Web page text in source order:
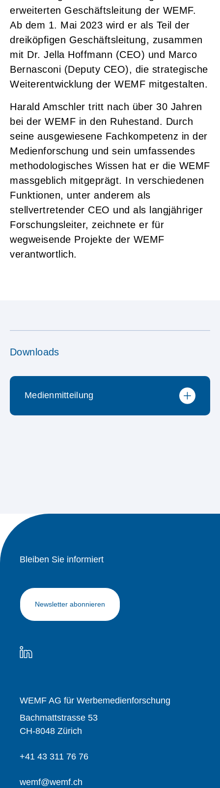
erweiterten Geschäftsleitung der WEMF.
Ab dem 1. Mai 2023 wird er als Teil der
dreiköpfigen Geschäftsleitung, zusammen
mit Dr. Jella Hoffmann (CEO) und Marco
Bernasconi (Deputy CEO), die strategische
Weiterentwicklung der WEMF mitgestalten.
Harald Amschler tritt nach über 30 Jahren
bei der WEMF in den Ruhestand. Durch
seine ausgewiesene Fachkompetenz in der
Medienforschung und sein umfassendes
methodologisches Wissen hat er die WEMF
massgeblich mitgeprägt. In verschiedenen
Funktionen, unter anderem als
stellvertretender CEO und als langjähriger
Forschungsleiter, zeichnete er für
wegweisende Projekte der WEMF
verantwortlich.
Downloads
Medienmitteilung
Bleiben Sie informiert
Newsletter abonnieren
WEMF AG für Werbemedienforschung
Bachmattstrasse 53
CH-8048 Zürich
+41 43 311 76 76
wemf@wemf.ch